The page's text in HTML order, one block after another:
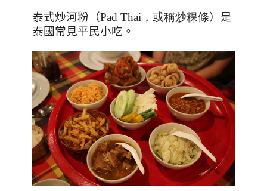
泰式炒河粉（Pad Thai，或稱炒粿條）是
泰國常見平民小吃。